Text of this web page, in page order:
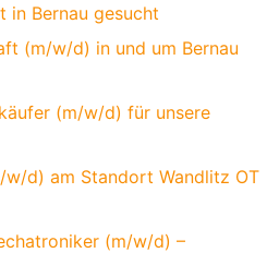
in Bernau gesucht
(m/w/d) in und um Bernau
(m/w/d) für unsere
d) am Standort Wandlitz OT
(m/w/d) –